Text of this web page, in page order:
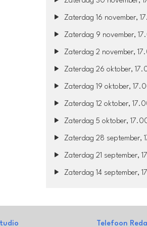
Zaterdag 16 november,
Zaterdag 9 november,
Zaterdag 2 november,
Zaterdag 26 oktober,
Zaterdag 19 oktober,
Zaterdag 12 oktober,
Zaterdag 5 oktober,
Zaterdag 28 september,
Zaterdag 21 september,
Zaterdag 14 september,
Telefoon